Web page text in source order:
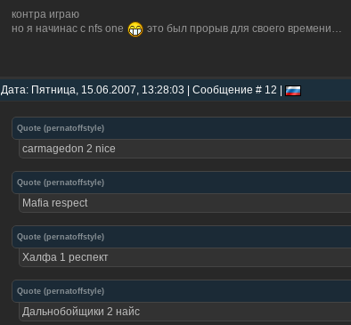
контра играю
но я начинас с nfs one
это был прорыв для своего времени…
Дата: Пятница, 15.06.2007, 13:28:03 | Сообщение # 12 |
Quote (pernatoffstyle)
carmagedon 2 nice
Quote (pernatoffstyle)
Mafia respect
Quote (pernatoffstyle)
Халфа 1 респект
Quote (pernatoffstyle)
Дальнобойщики 2 найс